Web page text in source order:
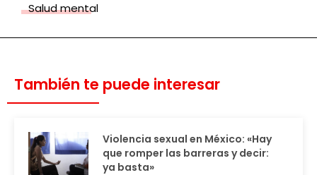
Salud mental
También te puede interesar
Violencia sexual en México: «Hay
que romper las barreras y decir:
ya basta»